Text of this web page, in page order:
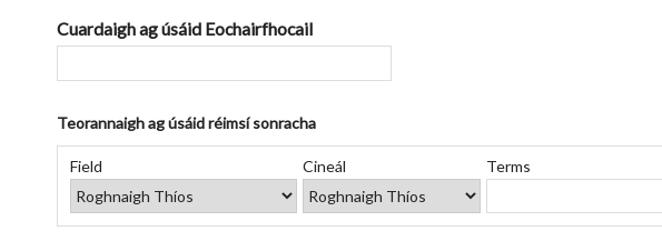
Cuardaigh ag úsáid Eochairfhocail
rows
"Teorannaigh
Teorannaigh ag úsáid réimsí sonracha
Réimse
Cuardaigh
Cineál
Cuardaigh
Focail
Chuardaigh
Search
Joiner
Field Cineál Terms